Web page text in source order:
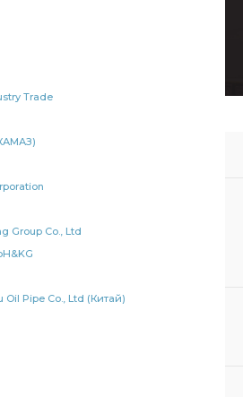
рессоры задней
Trade
Group Co., Ltd
Pipe Co., Ltd (Китай)